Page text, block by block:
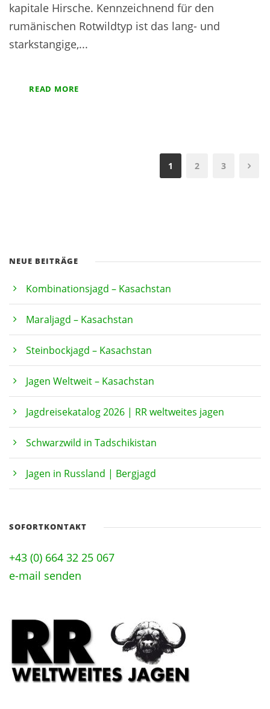
kapitale Hirsche. Kennzeichnend für den
rumänischen Rotwildtyp ist das lang- und
starkstangige,...
READ MORE
1 2 3
NEUE BEITRÄGE
Kombinationsjagd – Kasachstan
Maraljagd – Kasachstan
Steinbockjagd – Kasachstan
Jagen Weltweit – Kasachstan
Jagdreisekatalog 2026 | RR weltweites jagen
Schwarzwild in Tadschikistan
Jagen in Russland | Bergjagd
SOFORTKONTAKT
+43 (0) 664 32 25 067
e-mail senden